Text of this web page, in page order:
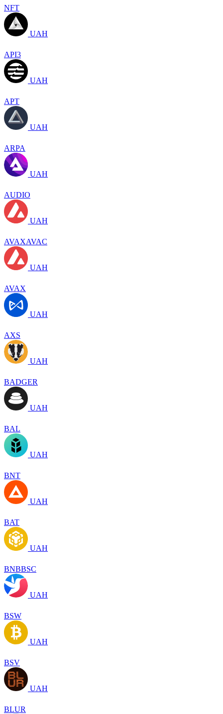
NFT
UAH
API3
UAH
APT
UAH
ARPA
UAH
AUDIO
UAH
AVAXAVAC
UAH
AVAX
UAH
AXS
UAH
BADGER
UAH
BAL
UAH
BNT
UAH
BAT
UAH
BNBBSC
UAH
BSW
UAH
BSV
UAH
BLUR